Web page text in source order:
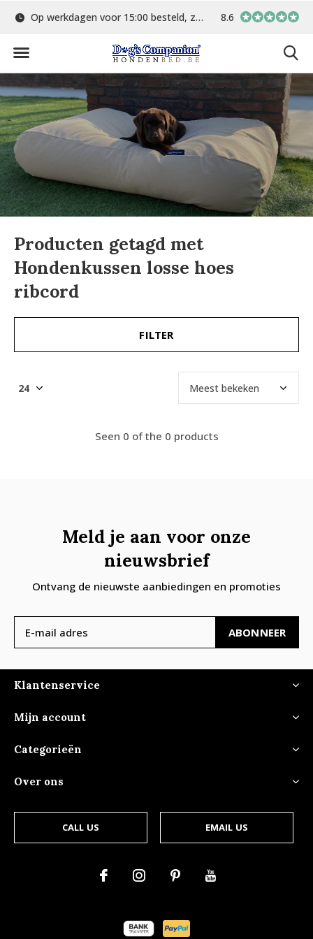
Op werkdagen voor 15:00 besteld, zelfde dag verstuurd Gratis verzending
8.6
Producten getagd met
Hondenkussen losse hoes
ribcord
FILTER
Seen 0 of the 0 products
Meld je aan voor onze
nieuwsbrief
Ontvang de nieuwste aanbiedingen en promoties
ABONNEER
Klantenservice
Mijn account
Categorieën
Over ons
CALL US EMAIL US